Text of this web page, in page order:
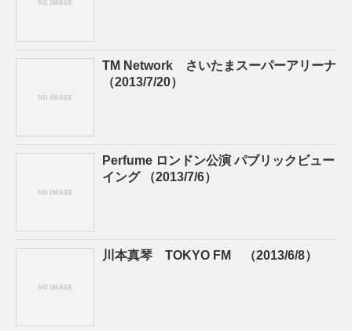
TM Network さいたまスーパーアリーナ
（2013/7/20）
Perfume ロンドン公演 パブリックビュー
イング （2013/7/6）
川本真琴 TOKYO FM （2013/6/8）